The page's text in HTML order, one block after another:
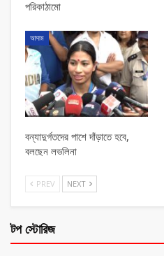
পরিকাঠামো
আসাম
বন্যাদুর্গতদের পাশে দাঁড়াতে হবে,
বলছেন লভলিনা
PREV NEXT
টপ স্টোরিজ